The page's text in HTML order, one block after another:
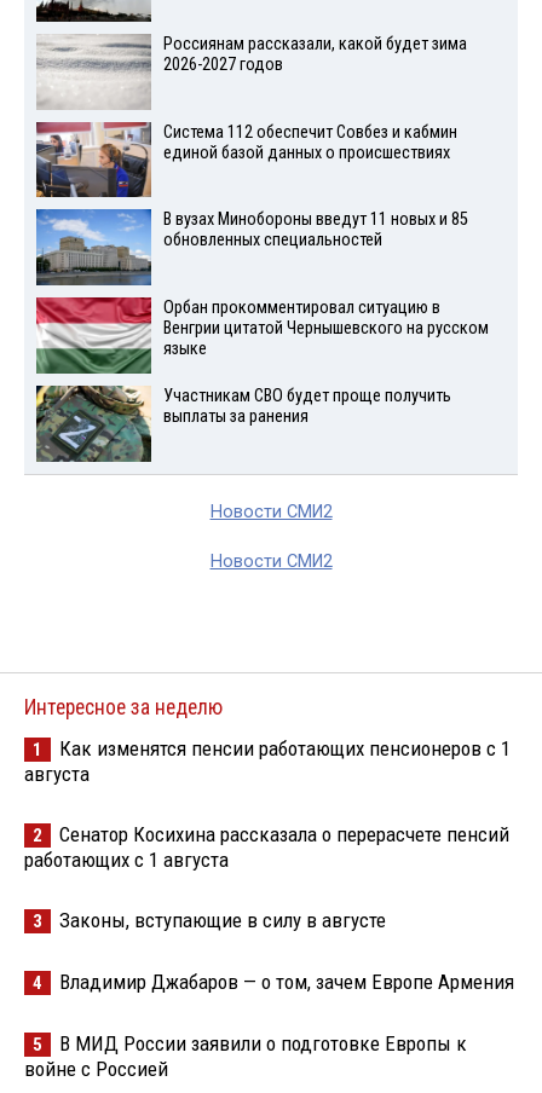
Россиянам рассказали, какой будет зима
2026-2027 годов
Система 112 обеспечит Совбез и кабмин
единой базой данных о происшествиях
В вузах Минобороны введут 11 новых и 85
обновленных специальностей
Орбан прокомментировал ситуацию в
Венгрии цитатой Чернышевского на русском
языке
Участникам СВО будет проще получить
выплаты за ранения
Новости СМИ2
Новости СМИ2
Интересное за неделю
1
Как изменятся пенсии работающих пенсионеров с 1
августа
2
Сенатор Косихина рассказала о перерасчете пенсий
работающих с 1 августа
3 Законы, вступающие в силу в августе
4 Владимир Джабаров — о том, зачем Европе Армения
5
В МИД России заявили о подготовке Европы к
войне с Россией